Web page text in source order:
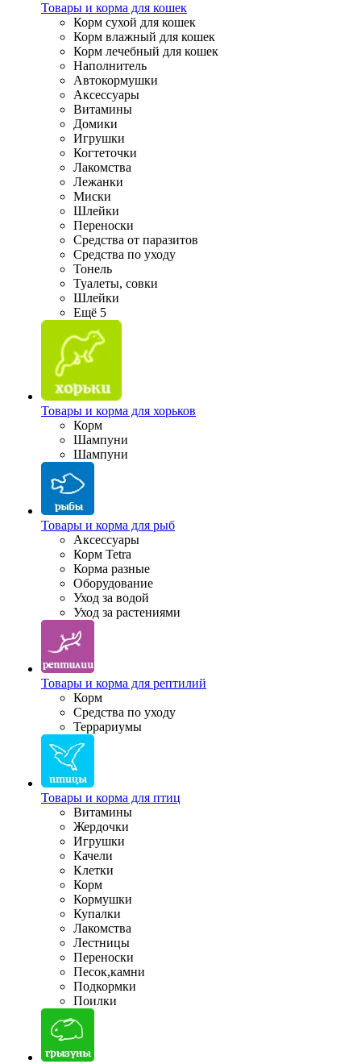
Товары и корма для кошек
Корм сухой для кошек
Корм влажный для кошек
Корм лечебный для кошек
Наполнитель
Автокормушки
Аксессуары
Витамины
Домики
Игрушки
Когтеточки
Лакомства
Лежанки
Миски
Шлейки
Переноски
Средства от паразитов
Средства по уходу
Тонель
Туалеты, совки
Шлейки
Ещё 5
Товары и корма для хорьков
Корм
Шампуни
Шампуни
Товары и корма для рыб
Аксессуары
Корм Tetra
Корма разные
Оборудование
Уход за водой
Уход за растениями
Товары и корма для рептилий
Корм
Средства по уходу
Террариумы
Товары и корма для птиц
Витамины
Жердочки
Игрушки
Качели
Клетки
Корм
Кормушки
Купалки
Лакомства
Лестницы
Переноски
Песок,камни
Подкормки
Поилки